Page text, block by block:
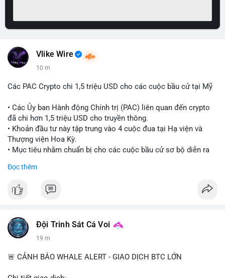
Vlike Wire
10 m
Các PAC Crypto chi 1,5 triệu USD cho các cuộc bầu cử tại Mỹ
• Các Ủy ban Hành động Chính trị (PAC) liên quan đến crypto
đã chi hơn 1,5 triệu USD cho truyền thông.
• Khoản đầu tư này tập trung vào 4 cuộc đua tại Hạ viện và
Thượng viện Hoa Kỳ.
• Mục tiêu nhằm chuẩn bị cho các cuộc bầu cử sơ bộ diễn ra
#vlikevn #titanbot
Đọc thêm
Đội Trinh Sát Cá Voi
19 m
🚨 CẢNH BÁO WHALE ALERT - GIAO DỊCH BTC LỚN